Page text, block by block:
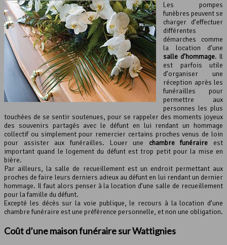
Les pompes
funèbres peuvent se
charger d’effectuer
différentes
démarches comme
la location d’une
salle d’hommage. Il
est parfois utile
d’organiser une
réception après les
funérailles pour
permettre aux
personnes les plus
touchées de se sentir soutenues, pour se rappeler des moments joyeux
des souvenirs partagés avec le défunt en lui rendant un hommage
collectif ou simplement pour remercier certains proches venus de loin
pour assister aux funérailles. Louer une chambre funéraire est
important quand le logement du défunt est trop petit pour la mise en
bière.
Par ailleurs, la salle de recueillement est un endroit permettant aux
proches de faire leurs derniers adieux au défunt en lui rendant un dernier
hommage. Il faut alors penser à la location d’une salle de recueillement
pour la famille du défunt.
Excepté les décès sur la voie publique, le recours à la location d’une
chambre funéraire est une préférence personnelle, et non une obligation.
Coût d’une maison funéraire sur Wattignies